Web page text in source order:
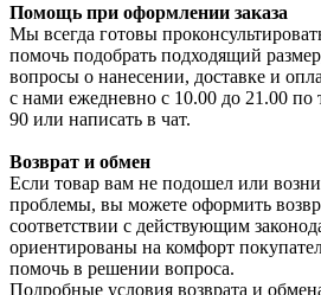
Помощь при оформлении заказа
Мы всегда готовы
помочь подобрать подходящий
вопросы о нанесении, доставке и
с нами ежедневно с 10.00 до 21.00 по
90 или написать в чат.
Возврат и обмен
Если товар вам не подошел или
проблемы, вы можете оформить
соответствии с действующим
ориентированы на комфорт
помочь в решении вопроса.
Подробные условия возврата и